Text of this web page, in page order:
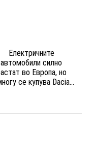
Електричните
автомобили силно
во Европа, но
се купува Dacia...